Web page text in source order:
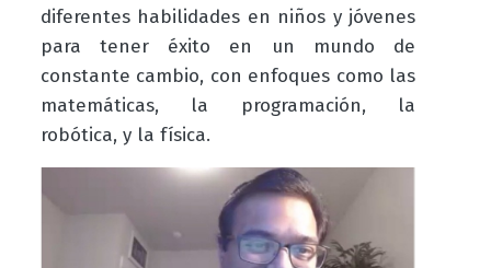
diferentes habilidades en niños y jóvenes
para tener éxito en un mundo de
constante cambio, con enfoques como las
matemáticas, la programación, la
robótica, y la física.